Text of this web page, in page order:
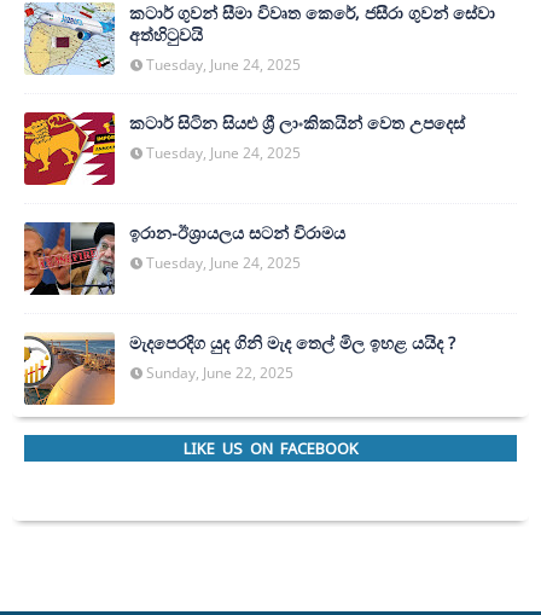
කටාර් ගුවන් සීමා විවෘත කෙරේ, ජසීරා ගුවන් සේවා
අත්හි‍ටුවයි
Tuesday, June 24, 2025
කටාර් සිටින සියළු ශ්‍රී ලාංකිකයින් වෙත උපදෙස්
Tuesday, June 24, 2025
ඉරාන-ඊශ්‍රායලය සටන් විරාමය
Tuesday, June 24, 2025
මැදපෙරදිග යුද ගිනි මැද තෙල් මිල ඉහළ යයිද ?
Sunday, June 22, 2025
LIKE US ON FACEBOOK